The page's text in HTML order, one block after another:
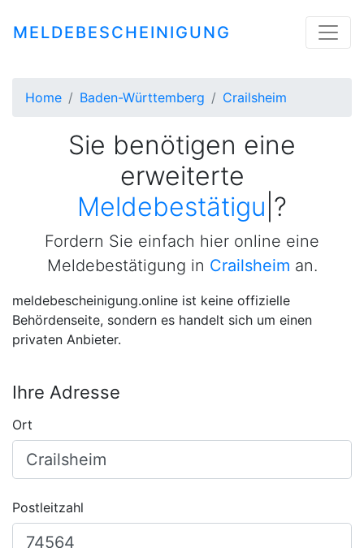
MELDEBESCHEINIGUNG
Home Baden-Württemberg Crailsheim
Sie benötigen eine
erweiterte
Meldebestätigung|
Fordern Sie einfach hier online eine
Meldebestätigung in Crailsheim an.
meldebescheinigung.online ist keine offizielle
Behördenseite, sondern es handelt sich um einen
privaten Anbieter.
Ihre Adresse
Ort
Postleitzahl